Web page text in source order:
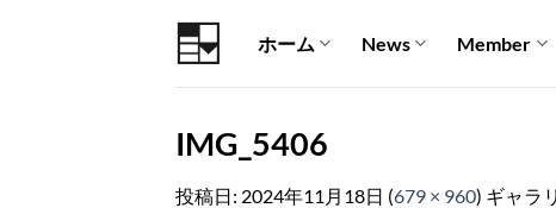
ホーム News Member
IMG_5406
投稿日: 2024年11月18日 (679 × 960) ギャラ